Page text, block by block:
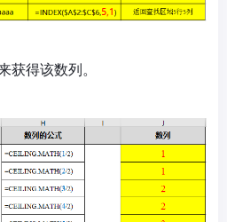
得该数列。